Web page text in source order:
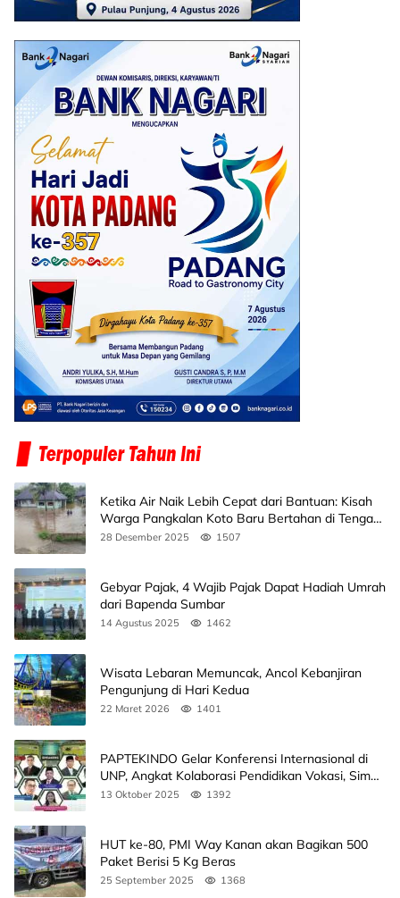
Ketika Air Naik Lebih Cepat dari Bantuan: Kisah
Warga Pangkalan Koto Baru Bertahan di Tengah
Banjir
28 Desember 2025 1507
Gebyar Pajak, 4 Wajib Pajak Dapat Hadiah Umrah
dari Bapenda Sumbar
14 Agustus 2025 1462
Wisata Lebaran Memuncak, Ancol Kebanjiran
Pengunjung di Hari Kedua
22 Maret 2026 1401
PAPTEKINDO Gelar Konferensi Internasional di
UNP, Angkat Kolaborasi Pendidikan Vokasi, Simak
Agendanya
13 Oktober 2025 1392
HUT ke-80, PMI Way Kanan akan Bagikan 500
Paket Berisi 5 Kg Beras
25 September 2025 1368